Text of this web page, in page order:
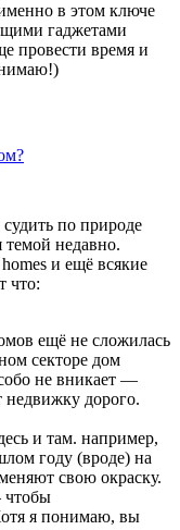
в этом ключе
гаджетами
провести время и
по природе
темой недавно.
и ещё всякие
что:
ещё не сложилась
секторе дом
не вникает —
дорого.
и там. например,
году (вроде) на
свою окраску.
чтобы
я понимаю, вы